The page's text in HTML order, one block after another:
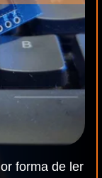
forma de ler